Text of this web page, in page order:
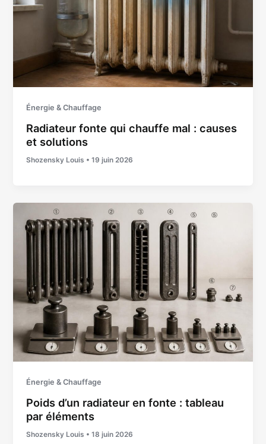
Énergie & Chauffage
Radiateur fonte qui chauffe mal : causes
et solutions
Shozensky Louis •19 juin 2026
Énergie & Chauffage
Poids d’un radiateur en fonte : tableau
par éléments
Shozensky Louis •18 juin 2026